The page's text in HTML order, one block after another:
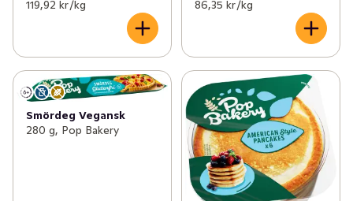
119,92 kr /kg 86,35 kr /kg
Smördeg Vegansk
280 g, Pop Bakery